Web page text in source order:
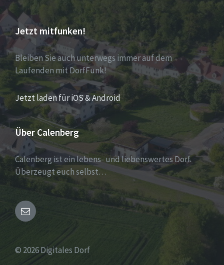
Jetzt mitfunken!
Bleiben Sie auch unterwegs immer auf dem
Laufenden mit DorfFunk!
Jetzt laden für iOS & Android
Über Calenberg
Calenberg ist ein lebens- und liebenswertes Dorf.
Überzeugt euch selbst…
Email
© 2026 Digitales Dorf